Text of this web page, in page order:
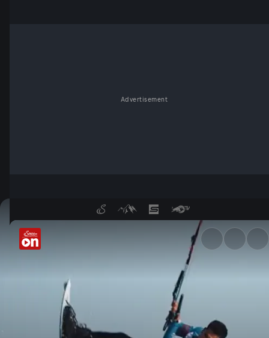
Advertisement
Kitesurfer legen los -